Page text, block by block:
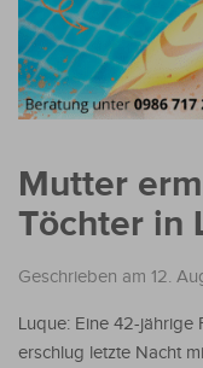
Mutter
Töchter in
Geschrieben am 12.
Luque: Eine 42-jährige
erschlug letzte Nacht